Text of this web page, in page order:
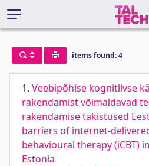
items found: 4
1. Veebipõhise kognitiivse
rakendamist võimaldavad
rakendamise takistused
barriers of internet-
behavioural therapy (iCBT)
Estonia